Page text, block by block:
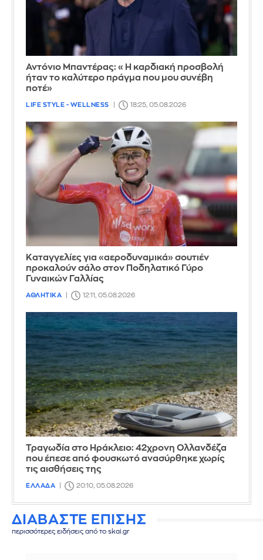
Αντόνιο Μπαντέρας: «Η καρδιακή προσβολή
ήταν το καλύτερο πράγμα που μου συνέβη
ποτέ»
LIFE STYLE - WELLNESS 18:25, 05.08.2026
Καταγγελίες για «αεροδυναμικά» σουτιέν
προκαλούν σάλο στον Ποδηλατικό Γύρο
Γυναικών Γαλλίας
ΑΘΛΗΤΙΚΑ 12:11, 05.08.2026
Τραγωδία στο Ηράκλειο: 42χρονη Ολλανδέζα
που έπεσε από φουσκωτό ανασύρθηκε χωρίς
τις αισθήσεις της
ΕΛΛΑΔΑ 20:10, 05.08.2026
ΔΙΑΒΑΣΤΕ ΕΠΙΣΗΣ
περισσότερες ειδήσεις από το skai.gr